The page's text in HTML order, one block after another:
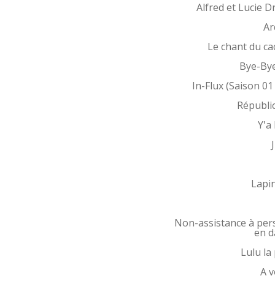
Alfred et Lucie
Le chant du
Bye-
In-Flux (Saison
Non-assistance à
en
Lulu
A